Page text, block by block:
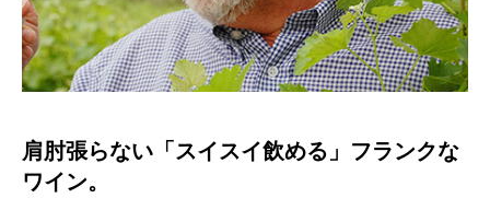
肩肘張らない「スイスイ飲める」フランクな
ワイン。